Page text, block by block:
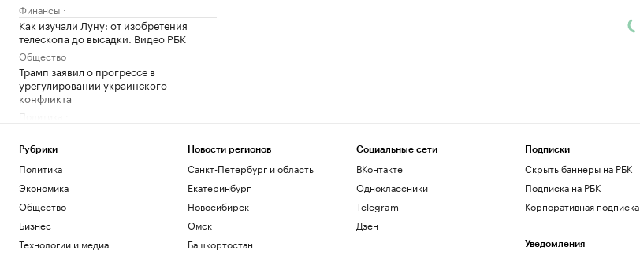
Финансы
Как изучали Луну: от изобретения
телескопа до высадки. Видео РБК
Общество
Трамп заявил о прогрессе в
урегулировании украинского
конфликта
Политика
увольнении
Матч Первой лиги перенесли из-за
проблем с вылетом «Сочи» в Москву
Спорт
Перешедший в «Лидс» Траффорд стал
Рубрики
Политика
Экономика
Общество
Бизнес
Технологии и медиа
Новости регионов
Санкт-Петербург и область
Екатеринбург
Новосибирск
Омск
Башкортостан
Социальные сети
ВКонтакте
Одноклассники
Telegram
Дзен
Подписки
Скрыть баннеры на РБК
Подписка на РБК
Корпоративная подписка
Уведомления